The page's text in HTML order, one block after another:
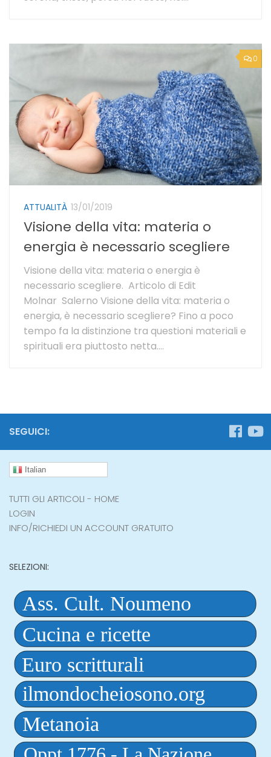
0
ATTUALITÀ 13/01/2019
Visione della vita: materia o
energia è necessario scegliere
Visione della vita: materia o energia è
necessario scegliere. Articolo di Edit
Molnar Salerno Visione della vita: materia o
energia, è necessario scegliere? Fino a poco
tempo fa la distinzione tra questioni materiali e
spirituali era piuttosto netta....
SEGUICI:
Italian
TUTTI GLI ARTICOLI - HOME
LOGIN
INFO/RICHIEDI UN ACCOUNT GRATUITO
SELEZIONI: